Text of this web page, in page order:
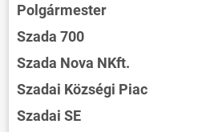
Polgármester
Szada 700
Szada Nova NKft.
Szadai Községi Piac
Szadai SE